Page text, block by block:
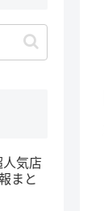
人気店
まと